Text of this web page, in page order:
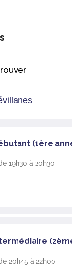
(1ère
19h30 à 20h30
20h45 à 22h00